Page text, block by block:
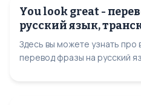
You look great -
русский язык,
Здесь вы можете узнать
перевод фразы на русский